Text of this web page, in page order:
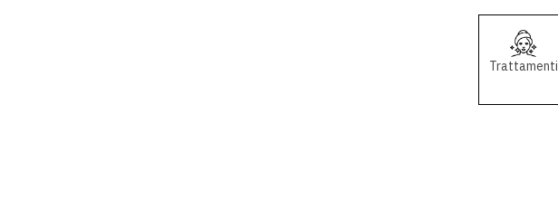
Trattamenti